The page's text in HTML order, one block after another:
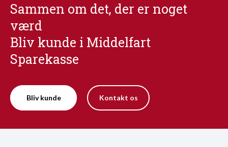
Sammen om det, der er noget
værd
Bliv kunde i Middelfart
Sparekasse
Bliv kunde Kontakt os